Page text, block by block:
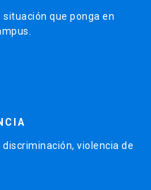
que ponga en
violencia de